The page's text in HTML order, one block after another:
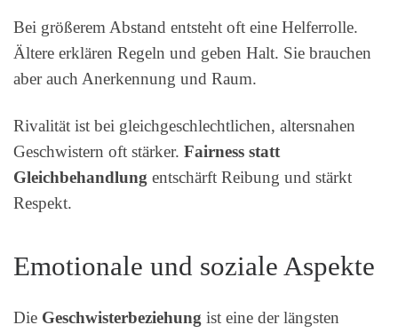
Bei größerem Abstand entsteht oft eine Helferrolle.
Ältere erklären Regeln und geben Halt. Sie brauchen
aber auch Anerkennung und Raum.
Rivalität ist bei gleichgeschlechtlichen, altersnahen
Geschwistern oft stärker. Fairness statt
Gleichbehandlung entschärft Reibung und stärkt
Respekt.
Emotionale und soziale Aspekte
Die Geschwisterbeziehung ist eine der längsten